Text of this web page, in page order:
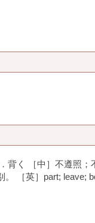
背く ［中］不遵照；
。 ［英］part; leave;